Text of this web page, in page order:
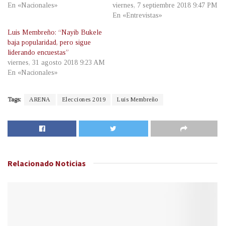
En «Nacionales»
viernes, 7 septiembre 2018 9:47 PM
En «Entrevistas»
Luis Membreño: “Nayib Bukele
baja popularidad, pero sigue
liderando encuestas”
viernes, 31 agosto 2018 9:23 AM
En «Nacionales»
Tags: ARENA Elecciones 2019 Luis Membreño
Relacionado Noticias